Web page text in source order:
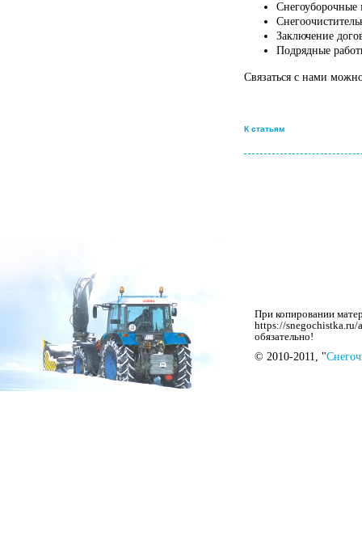
Заключение
Подрядные
Связаться с нами
К статьям
При копировании
https://
обязательно!
© 2010-2011, "